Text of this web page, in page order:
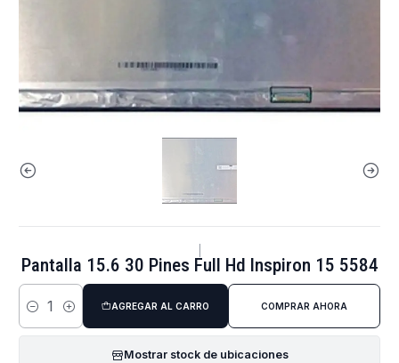
Pantalla 15.6 30 Pines Full Hd Inspiron 15 5584
Cantidad
AGREGAR AL CARRO COMPRAR AHORA
Mostrar stock de ubicaciones